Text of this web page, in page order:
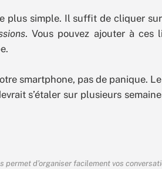
plus simple. Il suffit de cliquer
. Vous pouvez ajouter à ces
smartphone, pas de panique.
s’étaler sur plusieurs
permet d’organiser facilement vos